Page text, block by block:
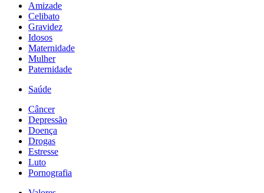
Amizade
Celibato
Gravidez
Idosos
Maternidade
Mulher
Paternidade
Saúde
Câncer
Depressão
Doença
Drogas
Estresse
Luto
Pornografia